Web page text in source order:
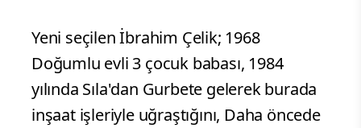
Yeni seçilen İbrahim Çelik; 1968
Doğumlu evli 3 çocuk babası, 1984
yılında Sıla'dan Gurbete gelerek burada
inşaat işleriyle uğraştığını, Daha öncede